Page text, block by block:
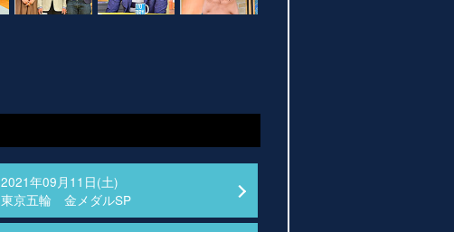
2021年09月11日(土)
東京五輪 金メダルSP